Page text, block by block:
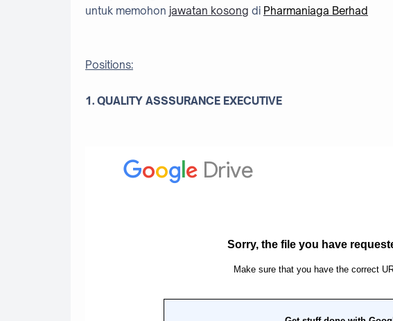
untuk memohon jawatan kosong di Pharmaniaga Berhad
Positions:
1. QUALITY ASSSURANCE EXECUTIVE